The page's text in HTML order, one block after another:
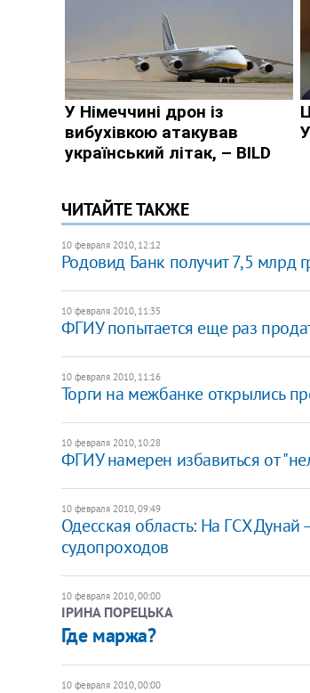
ЧИТАЙТЕ ТАКЖЕ
10 февраля 2010, 12:12
Родовид Банк получит 7,5 млрд
10 февраля 2010, 11:35
ФГИУ попытается еще раз
10 февраля 2010, 11:16
Торги на межбанке открылись
10 февраля 2010, 10:28
ФГИУ намерен избавиться от
10 февраля 2010, 09:49
Одесская область: На ГСХ
судопроходов
10 февраля 2010, 00:00
ІРИНА ПОРЕЦЬКА
Где маржа?
10 февраля 2010, 00:00